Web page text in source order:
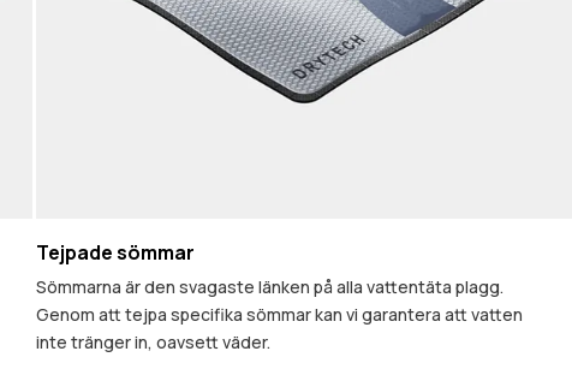
Tejpade sömmar
Sömmarna är den svagaste länken på alla vattentäta plagg.
Genom att tejpa specifika sömmar kan vi garantera att vatten
inte tränger in, oavsett väder.